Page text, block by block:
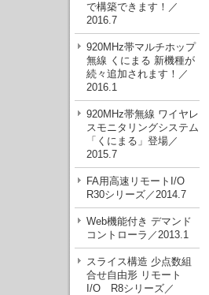
で構築できます！／
2016.7
920MHz帯マルチホップ
無線 くにまる 新機種が
続々追加されます！／
2016.1
920MHz帯無線 ワイヤレ
スモニタリングシステム
「くにまる」登場／
2015.7
FA用高速リモートI/O
R30シリーズ／2014.7
Web機能付き デマンド
コントローラ／2013.1
スライス構造 少点数組
合せ自由形 リモート
I/O R8シリーズ／